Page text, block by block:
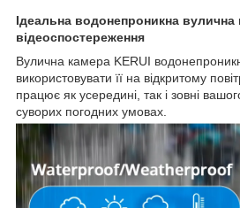
Ідеальна водонепроникна вулична
відеоспостереження
Вулична камера KERUI
використовувати її на відкритому
працює як усередині, так і зовні
суворих погодних умовах.